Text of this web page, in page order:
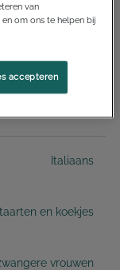
10 minuten
40 minuten
Italiaans
en koekjes
vrouwen
van
om ons te helpen bij
accepteren